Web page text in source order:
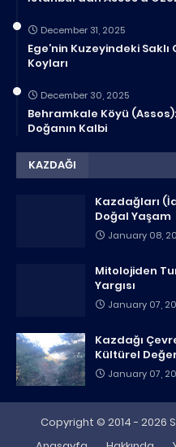
December 31, 2025
Ege’nin Kuzeyindeki
Koyları
December 30, 2025
Behramkale Köyü
Doğanın Kalbi
KAZDAĞI
Kazdağları
Doğal Yaşam
January 08,
Mitolojiden
Yargısı
January 07,
Kazdağı
Kültürel
January 07,
Copyright © 2014 - 2026